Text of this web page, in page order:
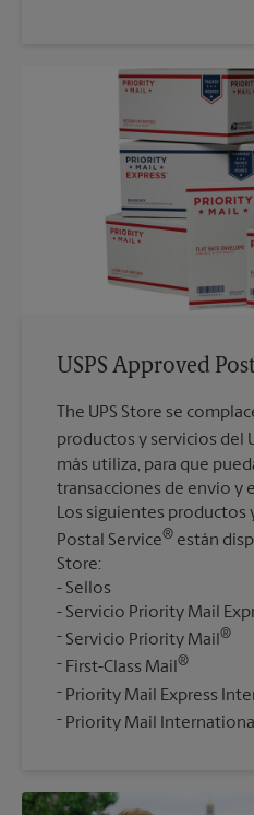
USPS Approved
The UPS Store se
productos y servicios del
más utiliza, para que
transacciones de envío y
Los siguientes productos
Postal Service® están
Store:
Sellos
Servicio Priority Mail
Servicio Priority Mail®
First-Class Mail®
Priority Mail Express
Priority Mail